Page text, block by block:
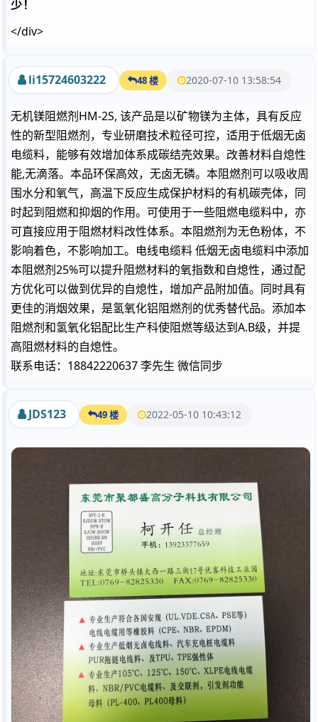
少！
</div>
li15724603222 48 楼 2020-07-10 13:58:54
无机镁阻燃剂HM-2S, 该产品是以矿物镁为主体，具有反应
性的新型阻燃剂，专业研磨技术粒径可控，适用于低烟无卤
电缆料，能够有效增加体系成碳结壳效果。改善材料自熄性
能,无滴落。本品环保高效，无卤无磷。本阻燃剂可以吸收周
围水分和氧气，高温下反应生成保护材料的有机碳壳体，同
时起到阻燃和抑烟的作用。可使用于一些阻燃电缆料中，亦
可直接应用于阻燃材料改性体系。本阻燃剂为无色粉体，不
影响着色，不影响加工。电线电缆料 低烟无卤电缆料中添加
本阻燃剂25%可以提升阻燃材料的氧指数和自熄性，通过配
方优化可以做到优异的自熄性，增加产品附加值。同时具有
更佳的消烟效果，是氢氧化铝阻燃剂的优秀替代品。添加本
阻燃剂和氢氧化铝配比生产科使阻燃等级达到A.B级，并提
高阻燃材料的自熄性。
联系电话：18842220637 李先生 微信同步
JDS123 49 楼 2022-05-10 10:43:12